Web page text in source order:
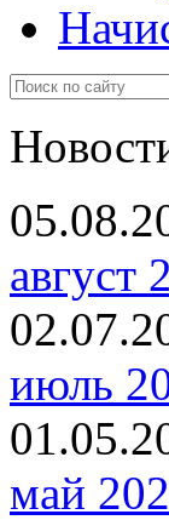
август
июль
май